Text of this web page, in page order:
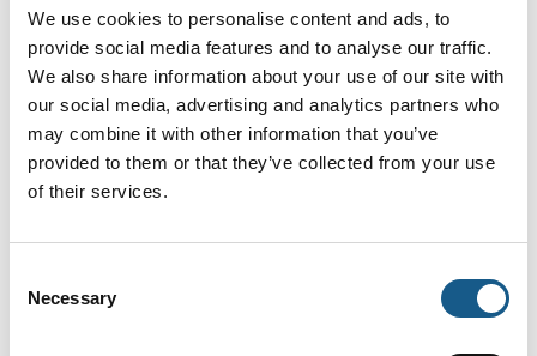
We use cookies to personalise content and ads, to
provide social media features and to analyse our traffic.
We also share information about your use of our site with
our social media, advertising and analytics partners who
may combine it with other information that you’ve
provided to them or that they’ve collected from your use
of their services.
Selection
Necessary